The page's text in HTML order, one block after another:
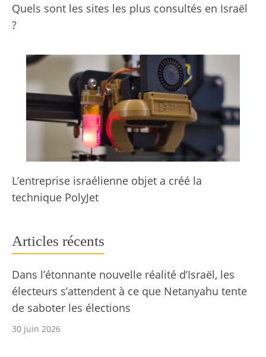
Quels sont les sites les plus consultés en Israël
?
L’entreprise israélienne objet a créé la
technique PolyJet
Articles récents
Dans l’étonnante nouvelle réalité d’Israël, les
électeurs s’attendent à ce que Netanyahu tente
de saboter les élections
30 juin 2026